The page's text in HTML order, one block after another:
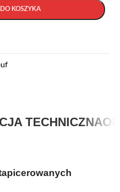
KOSZYKA
TECHNICZNA